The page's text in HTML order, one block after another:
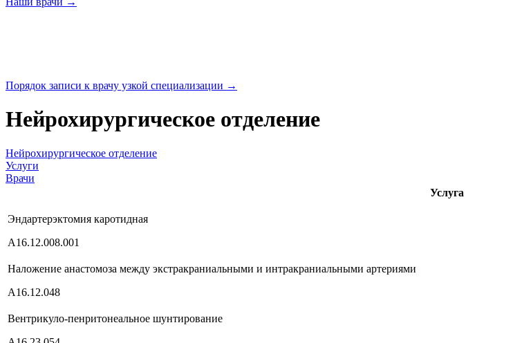
Порядок записи к врачу узкой специализации →
Нейрохирургическое отделение
Нейрохирургическое отделение
Услуги
Врачи
Услуга
Эндартерэктомия каротидная
А16.12.008.001
Наложение анастомоза между экстракраниальными и интракраниальными артериями
А16.12.048
Вентрикуло-пенритонеальное шунтирование